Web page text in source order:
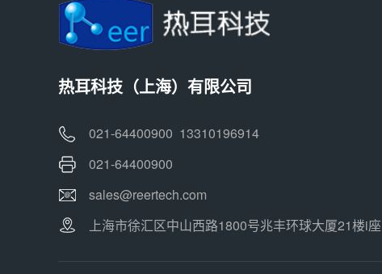
热耳科技（上海）有限公司
021-64400900 13310196914
021-64400900
sales@reertech.com
上海市徐汇区中山西路1800号兆丰环球大厦21楼i座